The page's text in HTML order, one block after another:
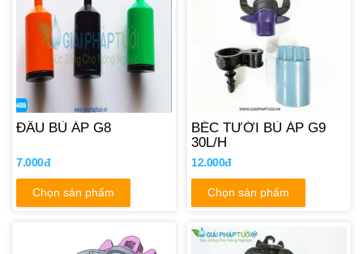
ĐẦU BÙ ÁP G8
7.000đ
Chọn sản phẩm
BÉC TƯỚI BÙ ÁP G9
30L/H
12.000đ
Chọn sản phẩm